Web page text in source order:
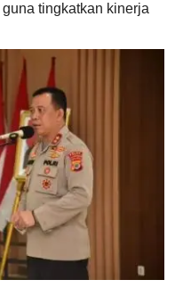
tingkatkan kinerja